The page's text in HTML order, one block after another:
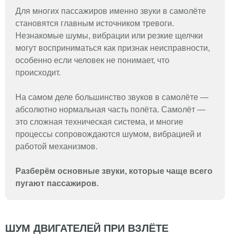
Для многих пассажиров именно звуки в самолёте
становятся главным источником тревоги.
Незнакомые шумы, вибрации или резкие щелчки
могут восприниматься как признак неисправности,
особенно если человек не понимает, что
происходит.
На самом деле большинство звуков в самолёте —
абсолютно нормальная часть полёта. Самолёт —
это сложная техническая система, и многие
процессы сопровождаются шумом, вибрацией и
работой механизмов.
Разберём основные звуки, которые чаще всего
пугают пассажиров.
ШУМ ДВИГАТЕЛЕЙ ПРИ ВЗЛЁТЕ